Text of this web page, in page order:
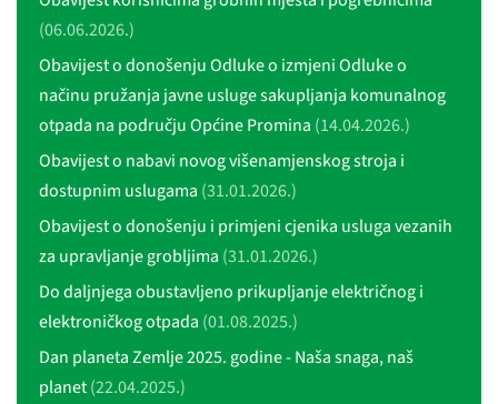
(06.06.2026.)
Obavijest o donošenju Odluke o izmjeni Odluke o
načinu pružanja javne usluge sakupljanja komunalnog
otpada na području Općine Promina (14.04.2026.)
Obavijest o nabavi novog višenamjenskog stroja i
dostupnim uslugama (31.01.2026.)
Obavijest o donošenju i primjeni cjenika usluga vezanih
za upravljanje grobljima (31.01.2026.)
Do daljnjega obustavljeno prikupljanje električnog i
elektroničkog otpada (01.08.2025.)
Dan planeta Zemlje 2025. godine - Naša snaga, naš
planet(22.04.2025.)